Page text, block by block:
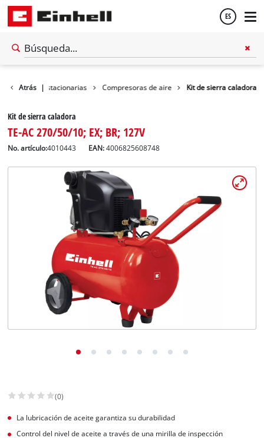
ES
Atrás |
Maquinas estacionarias Compresoras de aire Kit de sierra caladora
Kit de sierra caladora
TE-AC 270/50/10; EX; BR; 127V
No. artículo:4010443 EAN:4006825608748
(0)
La lubricación de aceite garantiza su durabilidad
Control del nivel de aceite a través de una mirilla de inspección